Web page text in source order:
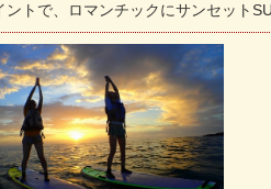
トで、ロマンチックにサンセット